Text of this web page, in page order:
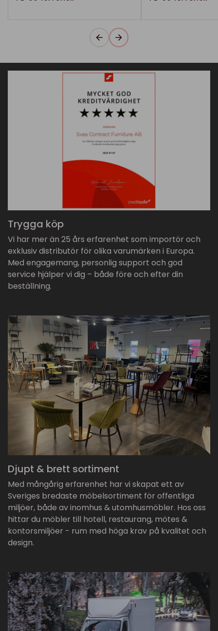
Trygga köp
Vi har mer än 25 års erfarenhet som importör och
exklusiv distributör för olika varumärken i Europa.
Med engagemang, personlig support och god
service hjälper vi dig – både före och efter din
beställning.
Djupt & brett sortiment
Med mångårig erfarenhet har vi skapat ett av
Sveriges bredaste möbelsortiment för offentliga
miljöer, både av inomhus & utomhusmöbler. Hos oss
hittar du möbler till hotell, restaurang, mötes &
kontorsmiljöer - rum med höga krav på kvalitet och
design.